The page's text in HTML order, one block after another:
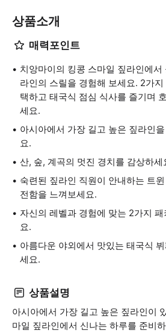
상품소개
매력포인트
치앙마이의 킹콩 스마일 짚라인에서
라인의 스릴을 경험해 보세요. 2가
택하고 태국식 점심 식사를 즐기며
세요.
아시아에서 가장 길고 높은 짚라인
요.
산, 숲, 계곡의 멋진 경치를 감상하세
숙련된 짚라인 직원이 안내하는 트
전함을 느껴보세요.
자신의 레벨과 경험에 맞는 2가지
요.
아름다운 야외에서 맛있는 태국식
세요.
상품설명
아시아에서 가장 길고 높은 짚라인이
마일 짚라인에서 신나는 하루를 준비